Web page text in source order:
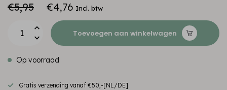
€5,95 €4,76 Incl. btw
Toevoegen aan winkelwagen
Op voorraad
Gratis verzending vanaf €50,-[NL/DE]